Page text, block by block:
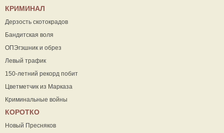
КРИМИНАЛ
Дерзость скотокрадов
Бандитская воля
ОПЭгэшник и обрез
Левый трафик
150-летний рекорд побит
Цветметчик из Марказа
Криминальные войны
КОРОТКО
Новый Пресняков